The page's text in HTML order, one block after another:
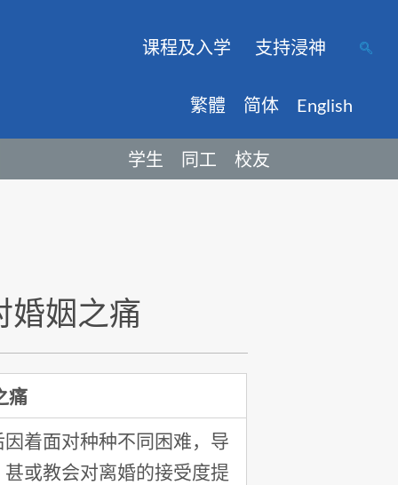
课程及入学 支持浸神
繁體 简体 English
学生 同工 校友
婚姻之痛
痛
着面对种种不同困难，导
或教会对离婚的接受度提